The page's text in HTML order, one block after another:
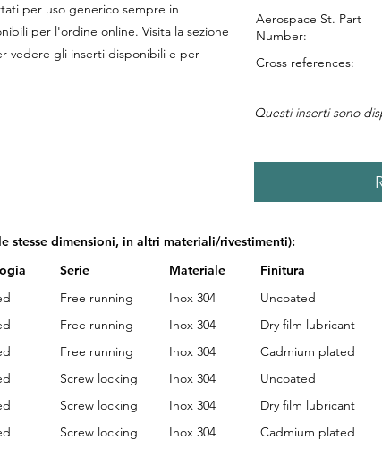
per uso generico sempre in
per l'ordine online. Visita la sezione
vedere gli inserti disponibili e per
Aerospace St. Part
Number:
Cross references:
Questi inserti sono
stesse dimensioni, in altri materiali/rivestimenti):
Serie Materiale Finitura
Free running Inox 304 Uncoated
Free running Inox 304 Dry film lubricant
Free running Inox 304 Cadmium plated
Screw locking Inox 304 Uncoated
Screw locking Inox 304 Dry film lubricant
Screw locking Inox 304 Cadmium plated